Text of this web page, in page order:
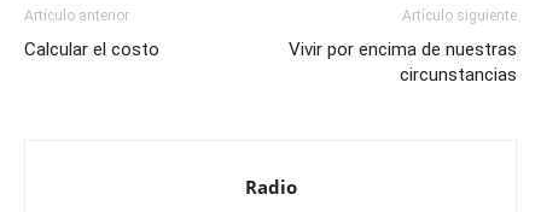
Artículo anterior
Calcular el costo
Artículo siguiente
Vivir por encima de nuestras
circunstancias
Radio